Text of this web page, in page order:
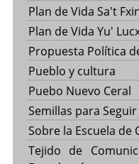
Plan de Vida Sa't
Plan de Vida Yu'
Propuesta Política
Pueblo y cultura
Puebo Nuevo Ceral
Semillas para
Sobre la Escuela de
Tejido de